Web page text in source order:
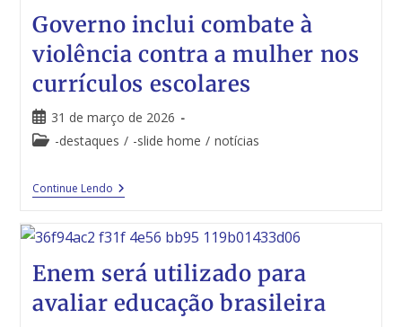
Governo inclui combate à
violência contra a mulher nos
currículos escolares
31 de março de 2026
-destaques / -slide home / notícias
Continue Lendo
Enem será utilizado para
avaliar educação brasileira